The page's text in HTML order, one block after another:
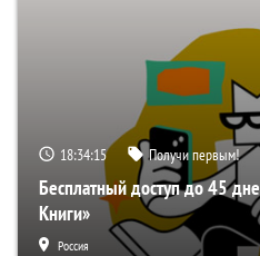
18:34:14 Получи первым!
Бесплатный доступ до 45
Книги»
Россия